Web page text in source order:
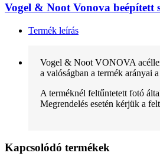
Vogel & Noot Vonova beépített
Termék leírás
Vogel & Noot VONOVA
a valóságban a termék arányai
A terméknél feltűntetett fotó
Megrendelés esetén kérjük a
Kapcsolódó termékek